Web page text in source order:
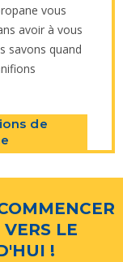
vous
avoir à vous
savons quand
de
LE
!